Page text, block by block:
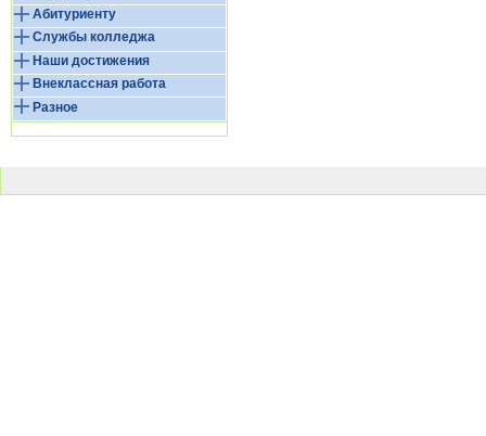
Абитуриенту
Службы колледжа
Наши достижения
Внеклассная работа
Разное